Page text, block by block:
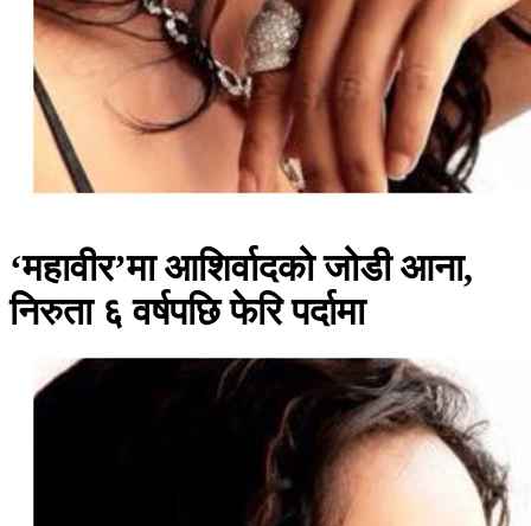
‘महावीर’मा आशिर्वादको जोडी आना,
निरुता ६ वर्षपछि फेरि पर्दामा